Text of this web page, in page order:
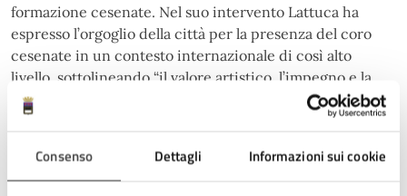
Consenso Dettagli Informazioni sui cookie
formazione cesenate. Nel suo intervento Lattuca ha
espresso l’orgoglio della città per la presenza del coro
cesenate in un contesto internazionale di così alto
livello, sottolineando “il valore artistico, l’impegno e la
passione che da anni caratterizzano il lavoro della
direttrice Loredana Ambrogetti e di tutti i coristi”.